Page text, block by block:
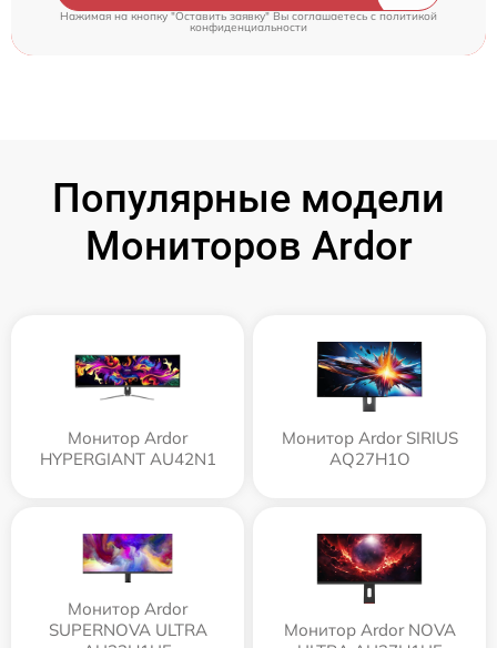
Нажимая на кнопку "Оставить заявку" Вы соглашаетесь c политикой
конфиденциальности
Популярные модели
Мониторов Ardor
Монитор Ardor
HYPERGIANT AU42N1
Монитор Ardor SIRIUS
AQ27H1O
Монитор Ardor
SUPERNOVA ULTRA
Монитор Ardor NOVA